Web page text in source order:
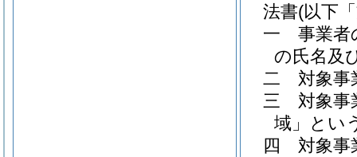
法書(以下
一
事業者
の氏名及
二
対象事
三
対象事
域」とい
四
対象事